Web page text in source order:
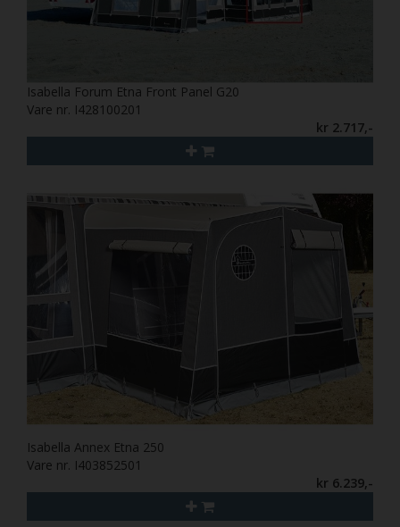
Isabella Forum Etna Front Panel G20
Vare nr. I428100201
kr 2.717,-
Isabella Annex Etna 250
Vare nr. I403852501
kr 6.239,-